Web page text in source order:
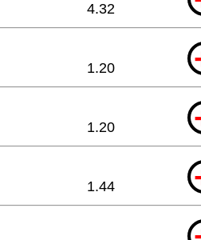
4.32
1.20
1.20
1.44